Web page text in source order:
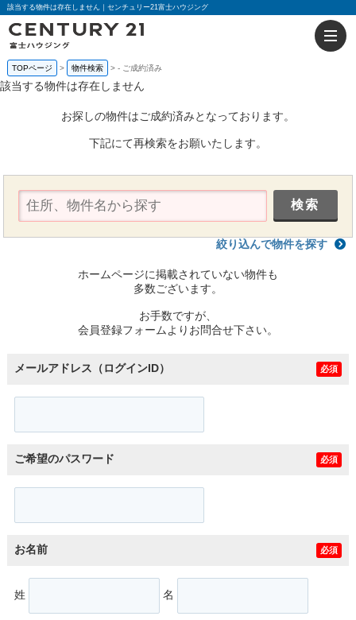
該当する物件は存在しません｜センチュリー21富士ハウジング
TOPページ 物件検索 - ご成約済み
該当する物件は存在しません
お探しの物件はご成約済みとなっております。
下記にて再検索をお願いたします。
絞り込んで物件を探す
ホームページに掲載されていない物件も
多数ございます。
お手数ですが、
会員登録フォームよりお問合せ下さい。
メールアドレス（ログインID） 必須
ご希望のパスワード 必須
お名前 必須
姓 名